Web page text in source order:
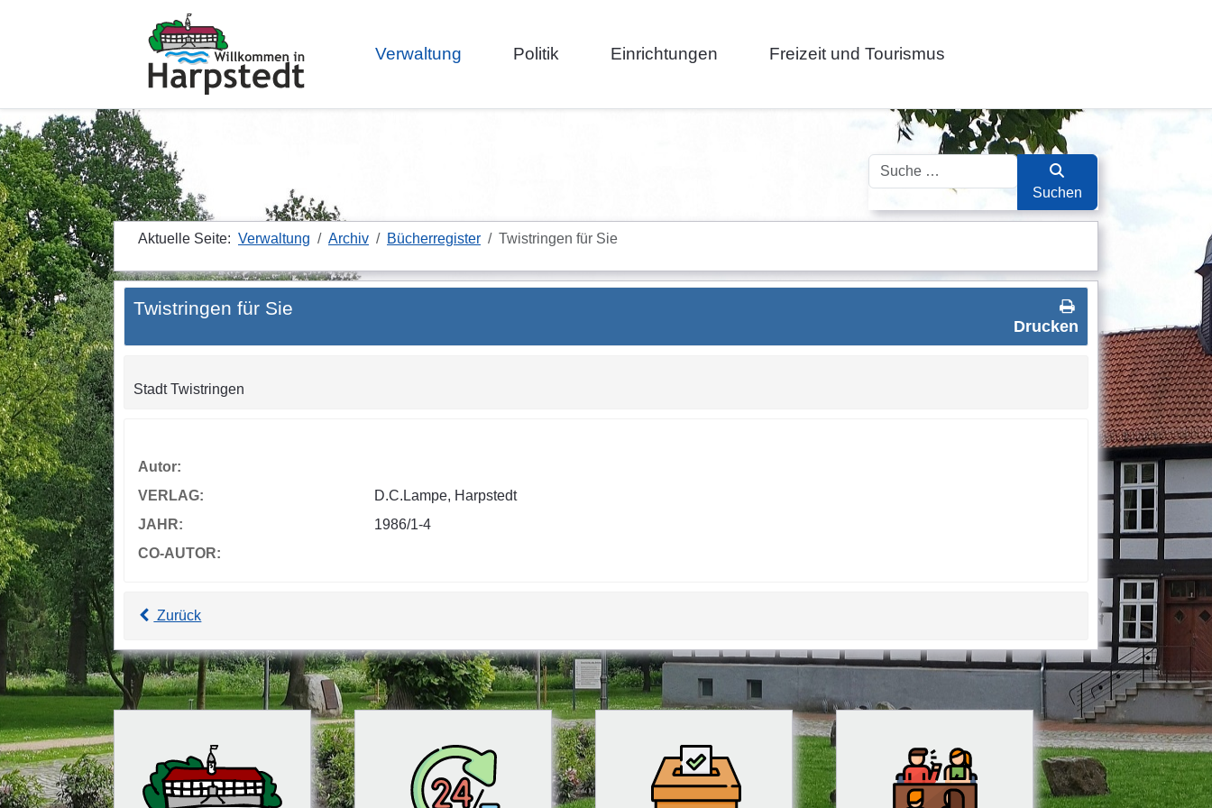
Verwaltung Politik Einrichtungen Freizeit und Tourismus
Suchen
Suchen
Aktuelle Seite: Verwaltung Archiv Bücherregister Twistringen für Sie
Drucken
Twistringen für Sie
Stadt Twistringen
Autor:
VERLAG:
D.C.Lampe, Harpstedt
JAHR:
1986/1-4
CO-AUTOR:
Zurück